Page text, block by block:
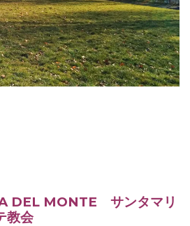
DEL MONTE サンタマリ
教会